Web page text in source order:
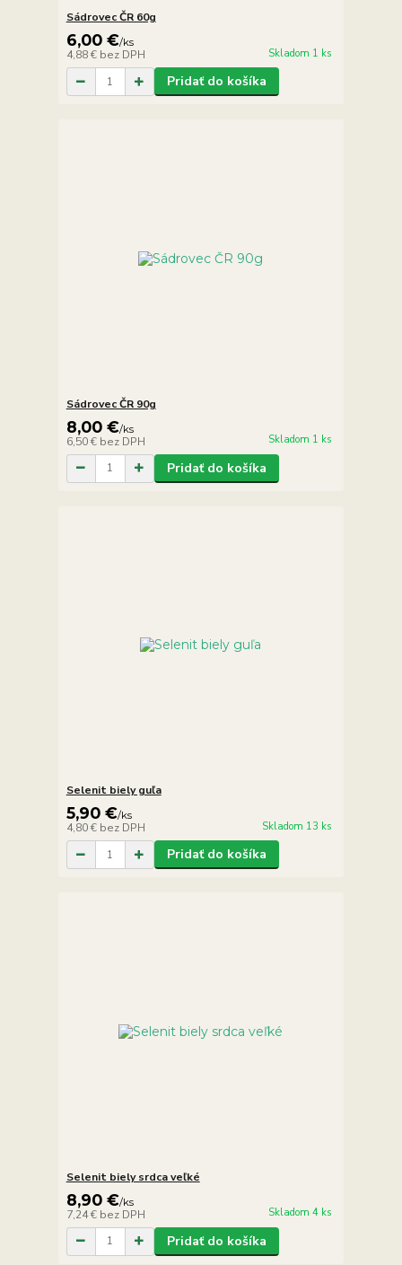
Sádrovec ČR 60g
6,00 €/ks
4,88 € bez DPH Skladom 1 ks
Pridať do košíka
Sádrovec ČR 90g
8,00 €/ks
6,50 € bez DPH Skladom 1 ks
Pridať do košíka
Selenit biely guľa
5,90 €/ks
4,80 € bez DPH Skladom 13 ks
Pridať do košíka
Selenit biely srdca veľké
8,90 €/ks
7,24 € bez DPH Skladom 4 ks
Pridať do košíka